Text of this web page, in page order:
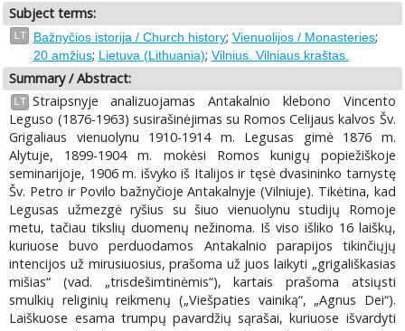
Subject terms:
LT Bažnyčios istorija / Church history; Vienuolijos / Monasteries;
20 amžius; Lietuva (Lithuania); Vilnius. Vilniaus kraštas.
Summary / Abstract:
LT Straipsnyje analizuojamas Antakalnio klebono Vincento
Leguso (1876-1963) susirašinėjimas su Romos Celijaus kalvos Šv.
Grigaliaus vienuolynu 1910-1914 m. Legusas gimė 1876 m.
Alytuje, 1899-1904 m. mokėsi Romos kunigų popiežiškoje
seminarijoje, 1906 m. išvyko iš Italijos ir tęsė dvasininko tarnystę
Šv. Petro ir Povilo bažnyčioje Antakalnyje (Vilniuje). Tikėtina, kad
Legusas užmezgė ryšius su šiuo vienuolynu studijų Romoje
metu, tačiau tikslių duomenų nežinoma. Iš viso išliko 16 laiškų,
kuriuose buvo perduodamos Antakalnio parapijos tikinčiųjų
intencijos už mirusiuosius, prašoma už juos laikyti „grigališkasias
mišias“ (vad. „trisdešimtinėmis“), kartais prašoma atsiųsti
smulkių religinių reikmenų („Viešpaties vainiką“, „Agnus Dei“).
Laiškuose esama trumpų pavardžių sąrašai, kuriuose išvardyti